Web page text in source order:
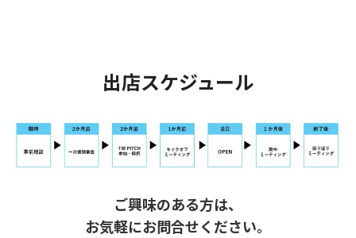
出店スケジュール
ご興味のある方は、
お気軽にお問合せください。